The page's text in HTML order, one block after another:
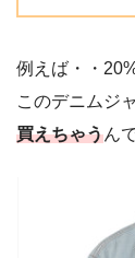
例えば・・
このデニムジ
買えちゃうん